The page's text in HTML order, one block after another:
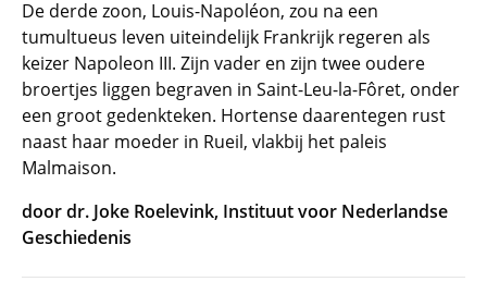
De derde zoon, Louis-Napoléon, zou na een
tumultueus leven uiteindelijk Frankrijk regeren als
keizer Napoleon III. Zijn vader en zijn twee oudere
broertjes liggen begraven in Saint-Leu-la-Fôret, onder
een groot gedenkteken. Hortense daarentegen rust
naast haar moeder in Rueil, vlakbij het paleis
Malmaison.
door dr. Joke Roelevink, Instituut voor Nederlandse
Geschiedenis